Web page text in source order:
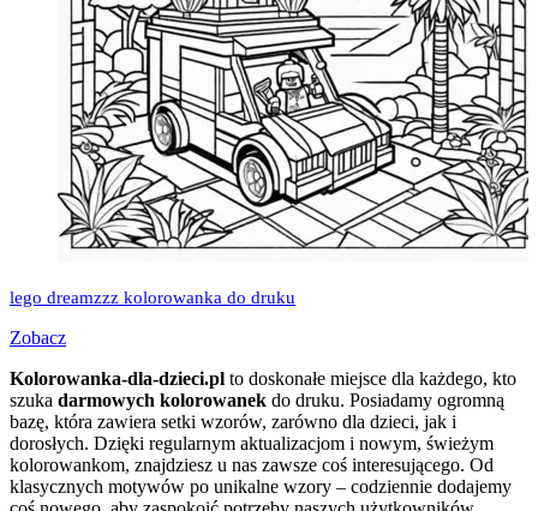
lego dreamzzz kolorowanka do druku
Zobacz
Kolorowanka-dla-dzieci.pl to doskonałe miejsce dla każdego, kto
szuka darmowych kolorowanek do druku. Posiadamy ogromną
bazę, która zawiera setki wzorów, zarówno dla dzieci, jak i
dorosłych. Dzięki regularnym aktualizacjom i nowym, świeżym
kolorowankom, znajdziesz u nas zawsze coś interesującego. Od
klasycznych motywów po unikalne wzory – codziennie dodajemy